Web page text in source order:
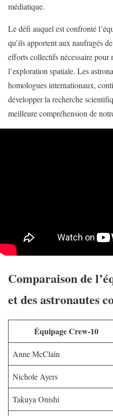
médiatique.
Le défi auquel est confronté
qu’ils apportent aux naufragés
efforts collectifs nécessaire pour
l’exploration spatiale. Les
homologues internationaux,
développer la recherche
meilleure compréhension de
Comparaison de
et des astronautes
Équipage Crew-10
Anne McClain
Nichole Ayers
Takuya Onishi